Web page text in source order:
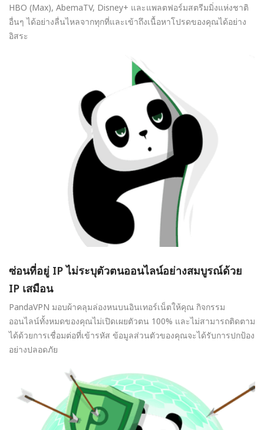
HBO (Max), AbemaTV, Disney+ และแพลตฟอร์มสตรีมมิ่งแห่งชาติ
อื่นๆ ได้อย่างลื่นไหลจากทุกที่และเข้าถึงเนื้อหาโปรดของคุณได้อย่าง
อิสระ
ซ่อนที่อยู่ IP ไม่ระบุตัวตนออนไลน์อย่างสมบูรณ์ด้วย
IP เสมือน
PandaVPN มอบผ้าคลุมล่องหนบนอินเทอร์เน็ตให้คุณ กิจกรรม
ออนไลน์ทั้งหมดของคุณไม่เปิดเผยตัวตน 100% และไม่สามารถติดตาม
ได้ด้วยการเชื่อมต่อที่เข้ารหัส ข้อมูลส่วนตัวของคุณจะได้รับการปกป้อง
อย่างปลอดภัย